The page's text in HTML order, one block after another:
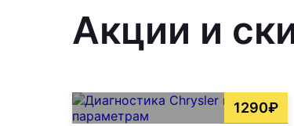
Акции и
1290₽